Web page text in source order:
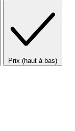
Prix (haut à bas)